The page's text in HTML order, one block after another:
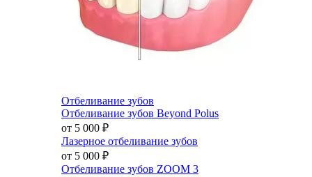
Отбеливание зубов
Отбеливание зубов Beyond Polus
от 5 000 ₽
Лазерное отбеливание зубов
от 5 000 ₽
Отбеливание зубов ZOOM 3